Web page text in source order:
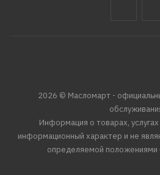
2026 © Масломарт -
Информация о товарах,
информационный характер и не
определяемой положениями